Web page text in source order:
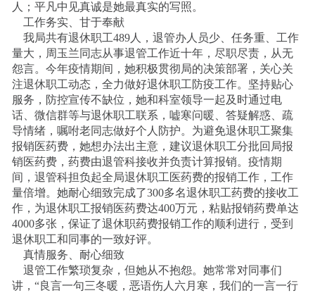
人；平凡中见真诚是她最真实的写照。
工作务实、甘于奉献
我局共有退休职工489人，退管办人员少、任务重、工作
量大，周玉兰同志从事退管工作近十年，尽职尽责，从无
怨言。今年疫情期间，她积极贯彻局的决策部署，关心关
注退休职工动态，全力做好退休职工防疫工作。坚持贴心
服务，防控宣传不缺位，她和科室领导一起及时通过电
话、微信群等与退休职工联系，嘘寒问暖、答疑解惑、疏
导情绪，嘱咐老同志做好个人防护。为避免退休职工聚集
报销医药费，她想办法出主意，建议退休职工分批回局报
销医药费，药费由退管科接收并负责计算报销。疫情期
间，退管科担负起全局退休职工医药费的报销工作，工作
量倍增。她耐心细致完成了300多名退休职工药费的接收工
作，为退休职工报销医药费达400万元，粘贴报销药费单达
4000多张，保证了退休职药费报销工作的顺利进行，受到
退休职工和同事的一致好评。
真情服务、耐心细致
退管工作繁琐复杂，但她从不抱怨。她常常对同事们
讲，“良言一句三冬暖，恶语伤人六月寒，我们的一言一行